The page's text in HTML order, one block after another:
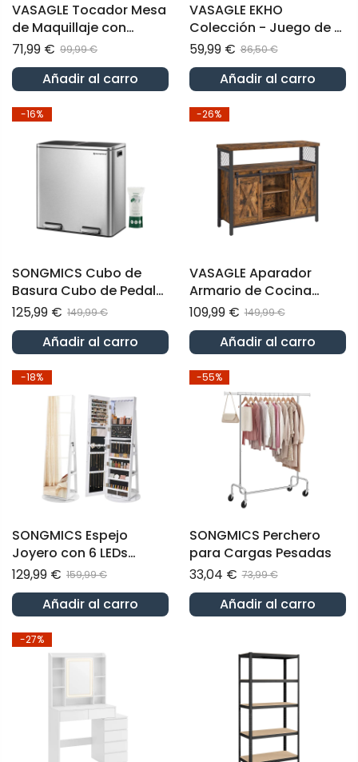
VASAGLE Tocador Mesa
de Maquillaje con
Espejo Grande Estilo
Moderno Blanco
71,99 € 99,99 €
Añadir al carro
VASAGLE EKHO
Colección - Juego de 2
Taburetes de Bar
Taburetes de Cocina
de Desayuno
59,99 € 86,50 €
Añadir al carro
-16%
SONGMICS Cubo de
Basura Cubo de Pedal
con Doble
30 L Plata y Negro
125,99 € 149,99 €
Añadir al carro
-26%
VASAGLE Aparador
Armario de Cocina
Armario de
Puertas Correderas
109,99 € 149,99 €
Añadir al carro
-18%
SONGMICS Espejo
Joyero con 6 LEDs
Armario de Joyas
Organizador de Joyería
Giratorio
129,99 € 159,99 €
Añadir al carro
-55%
SONGMICS Perchero
para Cargas Pesadas
33,04 € 73,99 €
Añadir al carro
-27%